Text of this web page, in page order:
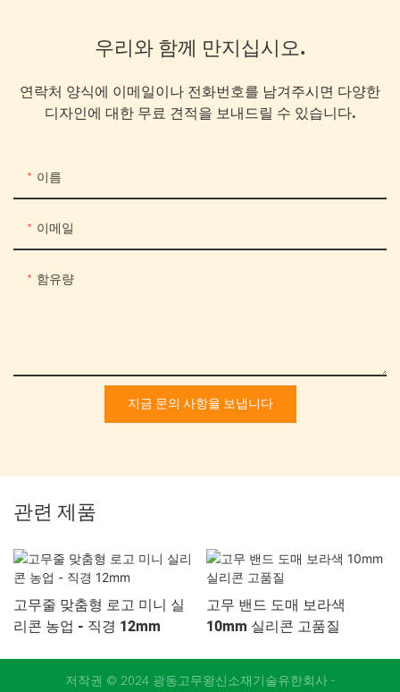
우리와 함께 만지십시오.
연락처 양식에 이메일이나 전화번호를 남겨주시면 다양한
디자인에 대한 무료 견적을 보내드릴 수 있습니다.
이름
이메일
함유량
지금 문의 사항을 보냅니다
관련 제품
고무줄 맞춤형 로고 미니 실
리콘 농업 - 직경 12mm
고무 밴드 도매 보라색
10mm 실리콘 고품질
저작권 © 2024 광동고무왕신소재기술유한회사 -